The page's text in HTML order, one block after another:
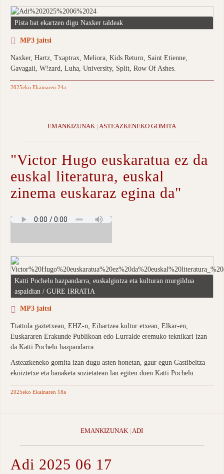
Pista bat ekartzen digu Naxker taldeak
MP3 jaitsi
Naxker, Hartz, Txaptrax, Meliora, Kids Return, Saint Etienne,
Gavagaii, W!zard, Luha, University, Split, Row Of Ashes.
2025eko Ekainaren 24a
EMANKIZUNAK | ASTEAZKENEKO GOMITA
"Victor Hugo euskaratua ez da
euskal literatura, euskal
zinema euskaraz egina da"
Katti Pochelu hazpandarra, euskalgintza eta kulturan murgildua
aspaldian / GURE IRRATIA
MP3 jaitsi
Ttattola gaztetxean, EHZ-n, Eihartzea kultur etxean, Elkar-en,
Euskararen Erakunde Publikoan edo Lurralde eremuko teknikari izan
da Katti Pochelu hazpandarra.
Asteazkeneko gomita izan dugu asten honetan, gaur egun Gastibeltza
ekoiztetxe eta banaketa sozietatean lan egiten duen Katti Pochelu.
2025eko Ekainaren 18a
EMANKIZUNAK |ADI
Adi 2025 06 17